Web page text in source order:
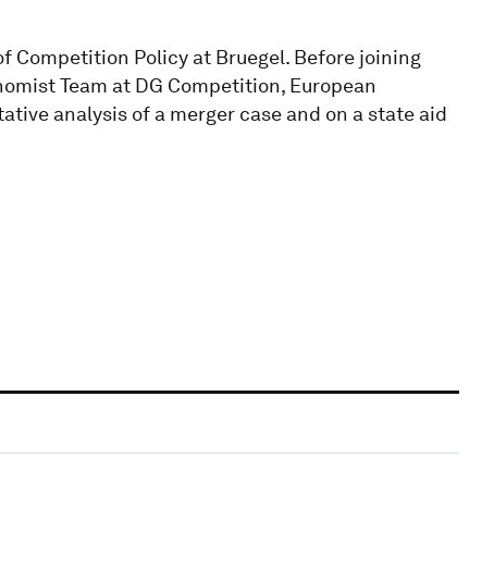
Competition Policy at Bruegel. Before joining
Team at DG Competition, European
analysis of a merger case and on a state aid